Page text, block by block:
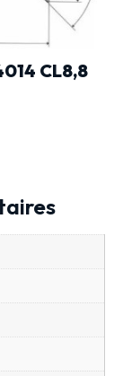
CL8,8